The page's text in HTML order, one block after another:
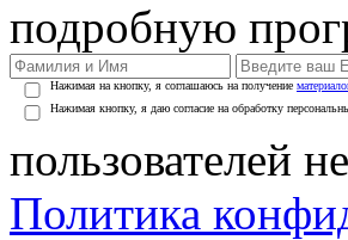
подробную
Нажимая на кнопку, я соглашаюсь на получение
Нажимая кнопку, я даю согласие на обработку
пользователей
Политика